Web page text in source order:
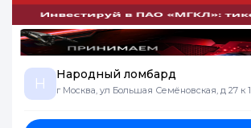
Н
Народный ломбард
г Москва, ул Большая Семёновская, д 27 к 1